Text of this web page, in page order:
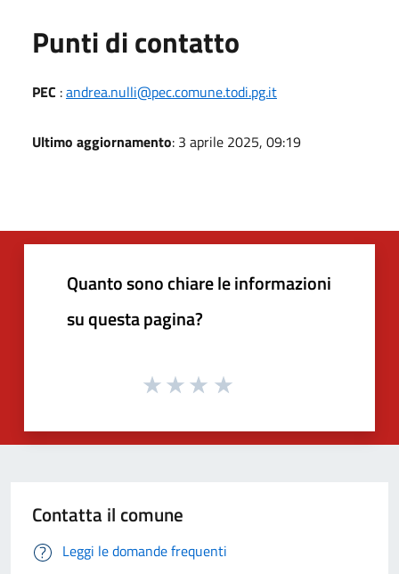
Punti di contatto
PEC :andrea.nulli@pec.comune.todi.pg.it
Ultimo aggiornamento: 3 aprile 2025, 09:19
Quanto sono chiare le informazioni
su questa pagina?
Contatta il comune
Leggi le domande frequenti